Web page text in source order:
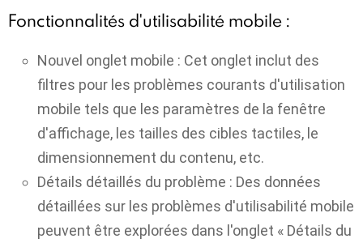
Fonctionnalités d'utilisabilité mobile :
Nouvel onglet mobile : Cet onglet inclut des
filtres pour les problèmes courants d'utilisation
mobile tels que les paramètres de la fenêtre
d'affichage, les tailles des cibles tactiles, le
dimensionnement du contenu, etc.
Détails détaillés du problème : Des données
détaillées sur les problèmes d'utilisabilité mobile
peuvent être explorées dans l'onglet « Détails du